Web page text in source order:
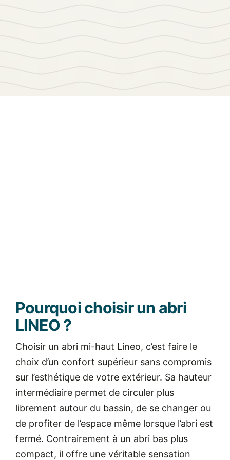
Pourquoi choisir un abri
LINEO ?
Choisir un abri mi-haut Lineo, c’est faire le
choix d’un confort supérieur sans compromis
sur l’esthétique de votre extérieur. Sa hauteur
intermédiaire permet de circuler plus
librement autour du bassin, de se changer ou
de profiter de l’espace même lorsque l’abri est
fermé. Contrairement à un abri bas plus
compact, il offre une véritable sensation